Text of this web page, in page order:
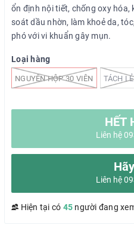
ổn định nội tiết, chống oxy hóa,
soát dầu nhờn, làm khoẻ da,
phó với vi khuẩn gây mụn.
Loại hàng
NGUYÊN HỘP 30 VIÊN TÁCH
HẾT
Liên hệ
Liên hệ
Hiện tại có 45 người đang